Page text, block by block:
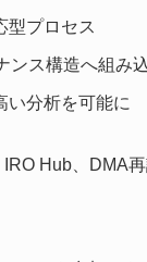
型プロセス
ンス構造へ組み
い分析を可能に
Hub、DMA